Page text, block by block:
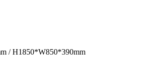
/ H1850*W850*390mm